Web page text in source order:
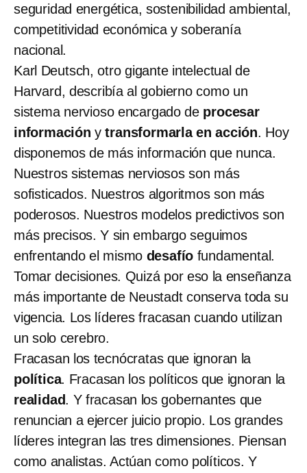
seguridad energética, sostenibilidad ambiental,
competitividad económica y soberanía
nacional.
Karl Deutsch, otro gigante intelectual de
Harvard, describía al gobierno como un
sistema nervioso encargado de procesar
información ytransformarla en acción. Hoy
disponemos de más información que nunca.
Nuestros sistemas nerviosos son más
sofisticados. Nuestros algoritmos son más
poderosos. Nuestros modelos predictivos son
más precisos. Y sin embargo seguimos
enfrentando el mismo desafío fundamental.
Tomar decisiones. Quizá por eso la enseñanza
más importante de Neustadt conserva toda su
vigencia. Los líderes fracasan cuando utilizan
un solo cerebro.
Fracasan los tecnócratas que ignoran la
política. Fracasan los políticos que ignoran la
realidad. Y fracasan los gobernantes que
renuncian a ejercer juicio propio. Los grandes
líderes integran las tres dimensiones. Piensan
como analistas. Actúan como políticos. Y